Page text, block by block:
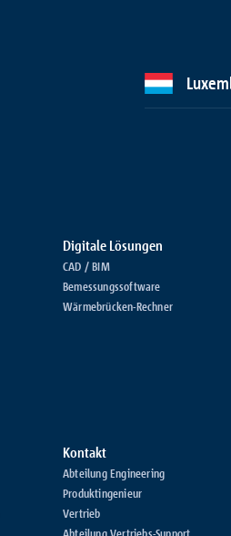
Digitale Lösungen
CAD / BIM
Bemessungssoftware
Wärmebrücken-Rechner
Kontakt
Abteilung Engineering
Produktingenieur
Vertrieb